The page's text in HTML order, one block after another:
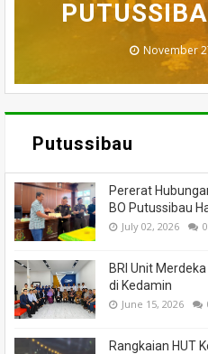
July 05,
November
BADAU
March 26,
March 13,
February
Putussibau
Pererat
BO Putussibau
July 02, 2026 0
BRI Unit
di Kedamin
June 15, 2026
Rangkaian HUT